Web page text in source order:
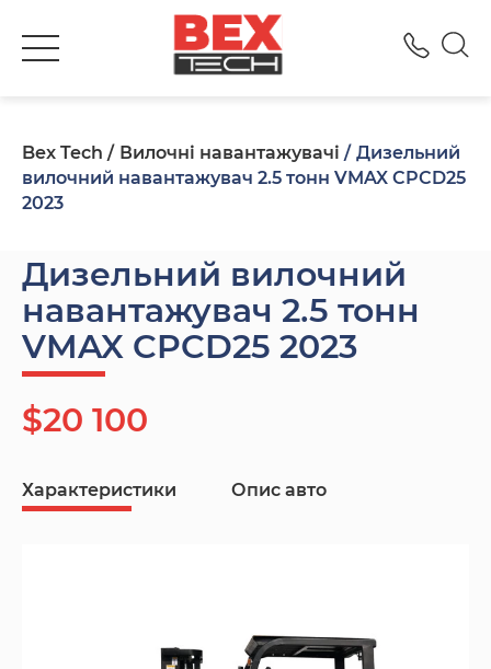
Bex Tech Вилочні навантажувачі
Дизельний
вилочний навантажувач 2.5 тонн VMAX CPCD25
2023
Дизельний вилочний
навантажувач 2.5 тонн
VMAX CPCD25 2023
$20 100
Характеристики Опис авто